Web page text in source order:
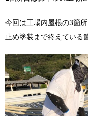
今回は工場内屋根の3箇
止め塗装まで終えている